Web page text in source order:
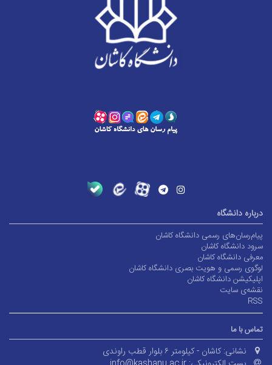
دانشگاه
رسمی دانشگاه کاشان
دانشگاه کاشان
دانشگاه کاشان
رسمی و هویت بصری دانشگاه کاشان
دانشگاه کاشان
سایت
با ما
نشانی:کاشان - کیلومتر ۶ بلوار قطب راوندی